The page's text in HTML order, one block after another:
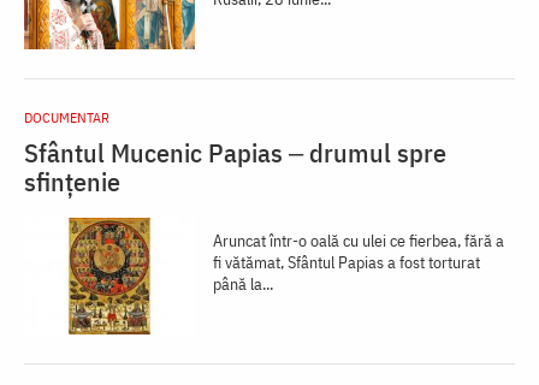
DOCUMENTAR
Sfântul Mucenic Papias ‒ drumul spre
sfințenie
Aruncat într-o oală cu ulei ce fierbea, fără a
fi vătămat, Sfântul Papias a fost torturat
până la...